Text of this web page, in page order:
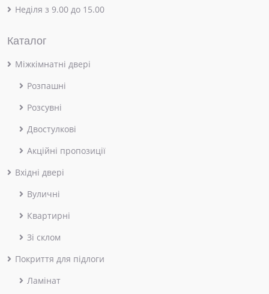
Неділя з 9.00 до 15.00
Каталог
Міжкімнатні двері
Розпашні
Розсувні
Двостулкові
Акційні пропозиції
Вхідні двері
Вуличні
Квартирні
Зі склом
Покриття для підлоги
Ламінат